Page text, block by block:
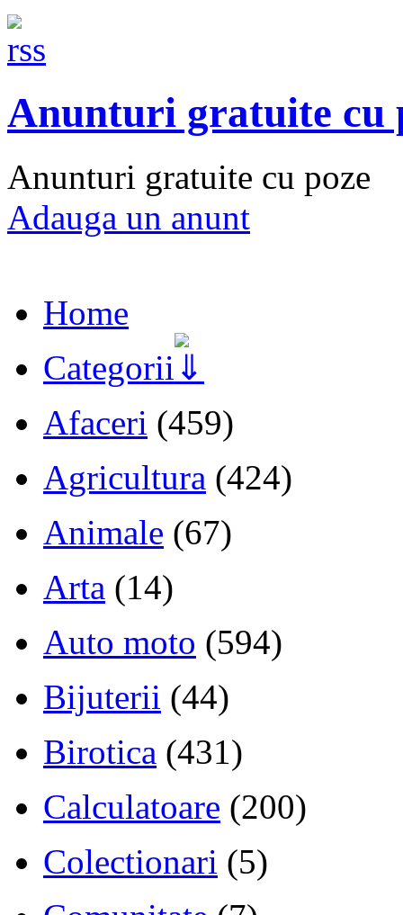
Anunturi gratuite cu
Anunturi gratuite cu poze
Adauga un anunt
Home
Categorii
Afaceri (459)
Agricultura (424)
Animale (67)
Arta (14)
Auto moto (594)
Bijuterii (44)
Birotica (431)
Calculatoare (200)
Colectionari (5)